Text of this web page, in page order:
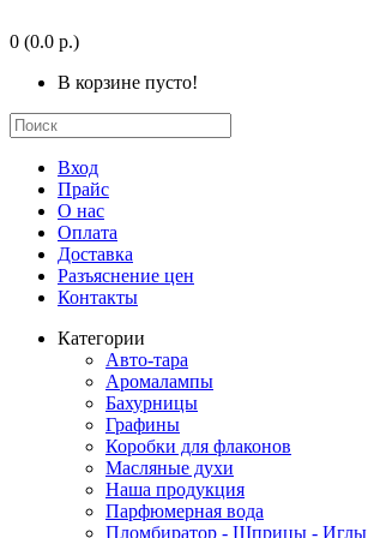
0 (0.0 р.)
В корзине пусто!
Вход
Прайс
О нас
Оплата
Доставка
Разъяснение цен
Контакты
Категории
Авто-тара
Аромалампы
Бахурницы
Графины
Коробки для флаконов
Масляные духи
Наша продукция
Парфюмерная вода
Пломбиратор - Шприцы - Иглы